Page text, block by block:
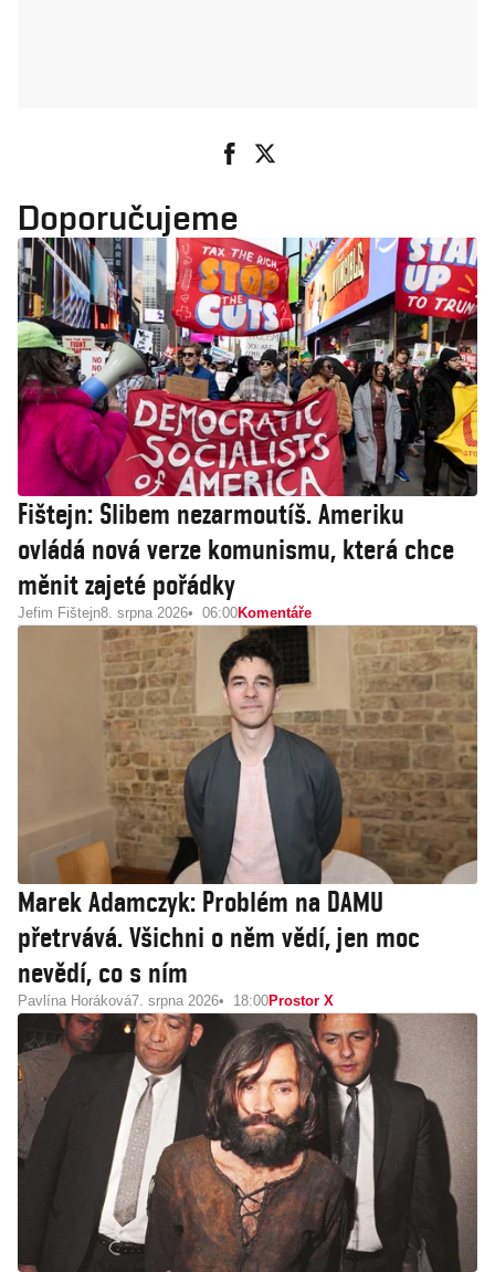
Doporučujeme
Fištejn: Slibem nezarmoutíš. Ameriku
ovládá nová verze komunismu, která chce
měnit zajeté pořádky
Jefim Fištejn8. srpna 2026 06:00Komentáře
Marek Adamczyk: Problém na DAMU
přetrvává. Všichni o něm vědí, jen moc
nevědí, co s ním
Pavlína Horáková7. srpna 2026 18:00Prostor X